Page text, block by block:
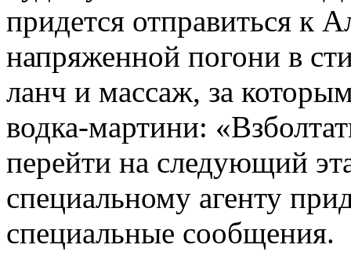
придется отправиться к
напряженной погони в
ланч и массаж, за
водка-мартини:
перейти на следующий
специальному агенту
специальные сообщения.